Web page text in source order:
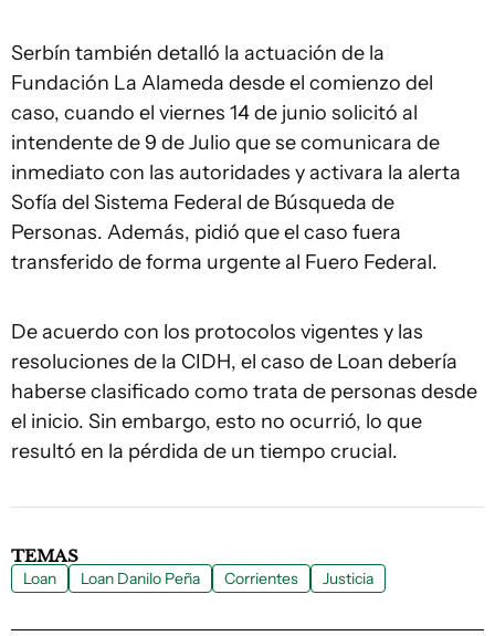
Serbín también detalló la actuación de la
Fundación La Alameda desde el comienzo del
caso, cuando el viernes 14 de junio solicitó al
intendente de 9 de Julio que se comunicara de
inmediato con las autoridades y activara la alerta
Sofía del Sistema Federal de Búsqueda de
Personas. Además, pidió que el caso fuera
transferido de forma urgente al Fuero Federal.
De acuerdo con los protocolos vigentes y las
resoluciones de la CIDH, el caso de Loan debería
haberse clasificado como trata de personas desde
el inicio. Sin embargo, esto no ocurrió, lo que
resultó en la pérdida de un tiempo crucial.
TEMAS
Loan Loan Danilo Peña Corrientes Justicia